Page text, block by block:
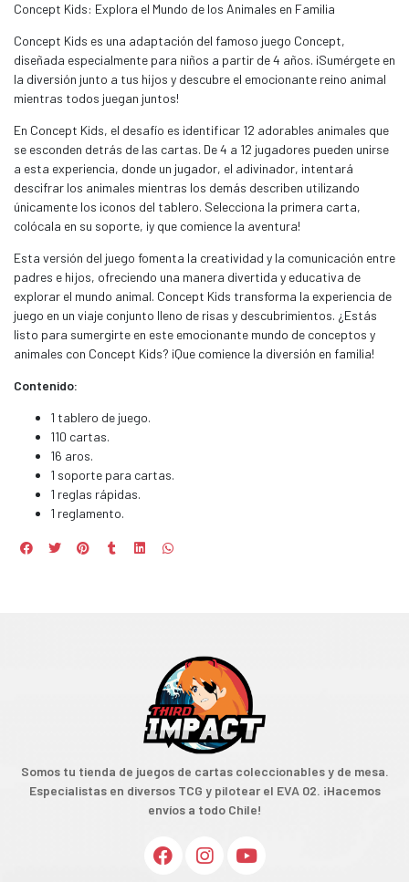
Concept Kids: Explora el Mundo de los Animales en Familia
Concept Kids es una adaptación del famoso juego Concept,
diseñada especialmente para niños a partir de 4 años. ¡Sumérgete en
la diversión junto a tus hijos y descubre el emocionante reino animal
mientras todos juegan juntos!
En Concept Kids, el desafío es identificar 12 adorables animales que
se esconden detrás de las cartas. De 4 a 12 jugadores pueden unirse
a esta experiencia, donde un jugador, el adivinador, intentará
descifrar los animales mientras los demás describen utilizando
únicamente los iconos del tablero. Selecciona la primera carta,
colócala en su soporte, ¡y que comience la aventura!
Esta versión del juego fomenta la creatividad y la comunicación entre
padres e hijos, ofreciendo una manera divertida y educativa de
explorar el mundo animal. Concept Kids transforma la experiencia de
juego en un viaje conjunto lleno de risas y descubrimientos. ¿Estás
listo para sumergirte en este emocionante mundo de conceptos y
animales con Concept Kids? ¡Que comience la diversión en familia!
Contenido:
1 tablero de juego.
110 cartas.
16 aros.
1 soporte para cartas.
1 reglas rápidas.
1 reglamento.
Somos tu tienda de juegos de cartas coleccionables y de mesa.
Especialistas en diversos TCG y pilotear el EVA 02. ¡Hacemos
envíos a todo Chile!